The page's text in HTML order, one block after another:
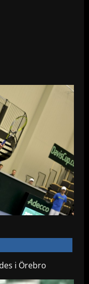
i Örebro